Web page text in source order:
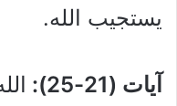
يستجيب الله.
آيات (21-25):